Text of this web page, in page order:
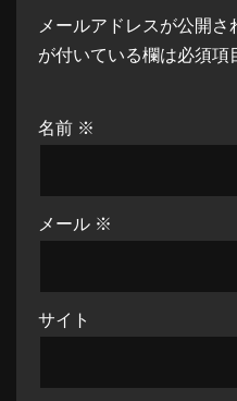
メールアドレスが公開さ
が付いている欄は必須項
名前 ※
メール ※
サイト